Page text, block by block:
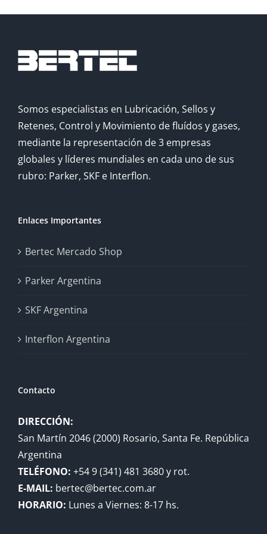
Somos especialistas en Lubricación, Sellos y
Retenes, Control y Movimiento de fluídos y gases,
mediante la representación de 3 empresas
globales y líderes mundiales en cada uno de sus
rubro: Parker, SKF e Interflon.
Enlaces Importantes
Bertec Mercado Shop
Parker Argentina
SKF Argentina
Interflon Argentina
Contacto
DIRECCIÓN:
San Martín 2046 (2000) Rosario, Santa Fe. República
Argentina
TELÉFONO: +54 9 (341) 481 3680 y rot.
E-MAIL: bertec@bertec.com.ar
HORARIO: Lunes a Viernes: 8-17 hs.